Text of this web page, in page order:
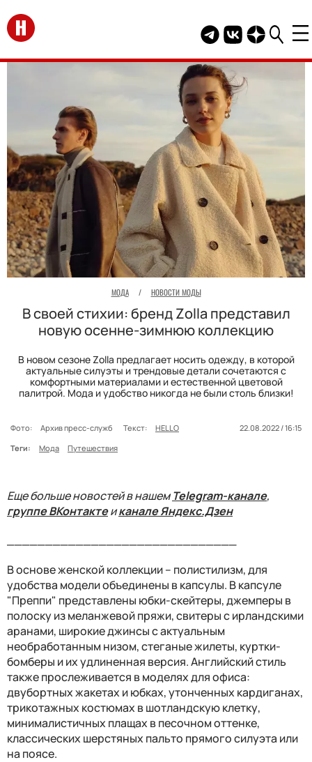
Перейти на главную
Telegram канал
Группа HELLO
Канал
МОДА / НОВОСТИ МОДЫ
В своей стихии: бренд Zolla представил
новую осенне-зимнюю коллекцию
В новом сезоне Zolla предлагает носить одежду, в которой
актуальные силуэты и трендовые детали сочетаются с
комфортными материалами и естественной цветовой
палитрой. Мода и удобство никогда не были столь близки!
Фото: Архив пресс-служб Текст: HELLO
22.08.2022 / 16:15
Теги:
Мода Путешествия
Еще больше новостей в нашемTelegram-канале,
группе ВКонтактеиканале Яндекс.Дзен
В основе женской коллекции – полистилизм, для
удобства модели объединены в капсулы. В капсуле
"Преппи" представлены юбки-скейтеры, джемперы в
полоску из меланжевой пряжи, свитеры с ирландскими
аранами, широкие джинсы с актуальным
необработанным низом, стеганые жилеты, куртки-
бомберы и их удлиненная версия. Английский стиль
также прослеживается в моделях для офиса:
двубортных жакетах и юбках, утонченных кардиганах,
трикотажных костюмах в шотландскую клетку,
минималистичных плащах в песочном оттенке,
классических шерстяных пальто прямого силуэта или
на поясе.